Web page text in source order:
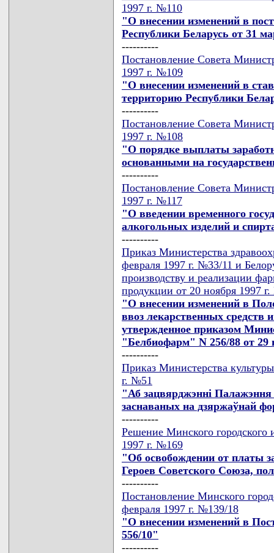
1997 г. №110
"О внесении изменений в
Республики Беларусь от 31
----------
Постановление Совета
1997 г. №109
"О внесении изменений в
территорию Республики
----------
Постановление Совета
1997 г. №108
"О порядке выплаты
основанными на
----------
Постановление Совета
1997 г. №117
"О введении временного
алкогольных изделий и
----------
Приказ Министерства
февраля 1997 г. №33/11 и
производству и реализации
продукции от 20 ноября 1997
"О внесении изменений в
ввоз лекарственных средств
утвержденное приказом
"Белбиофарм" N 256/88 от 29
----------
Приказ Министерства
г. №51
"Аб зацвярджэннi Палажэння
заснаваных на дзяржаўнай
----------
Решение Минского городского
1997 г. №169
"Об освобождении от платы
Героев Советского Союза,
----------
Постановление Минского
февраля 1997 г. №139/18
"О внесении изменений в
556/10"
----------